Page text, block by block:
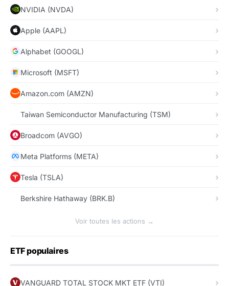
NVIDIA (NVDA)
Apple (AAPL)
Alphabet (GOOGL)
Microsoft (MSFT)
Amazon.com (AMZN)
Taiwan Semiconductor Manufacturing (TSM)
Broadcom (AVGO)
Meta Platforms (META)
Tesla (TSLA)
Berkshire Hathaway (BRK.B)
Voir toutes les actions →
ETF populaires
VANGUARD TOTAL STOCK MKT ETF (VTI)